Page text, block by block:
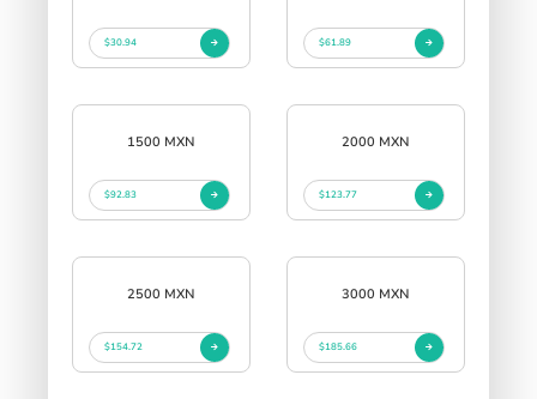
$30.94 $61.89
1500 MXN
$92.83
2000 MXN
$123.77
2500 MXN
$154.72
3000 MXN
$185.66